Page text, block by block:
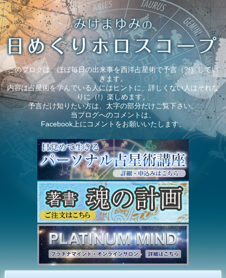
このブログは、ほぼ毎日の出来事を西洋占星術で予言（?!）してい
きます。
内容は占星術を学んでいる人にはヒントに、詳しくない人はそれな
りに（!）楽しめます。
予言だけ知りたい方は、太字の部分だけご覧下さい。
当ブログへのコメントは、
Facebook上にコメントをお願いいたします。